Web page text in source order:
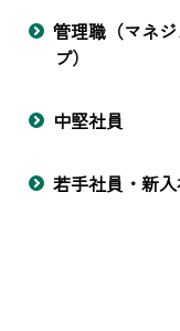
管理職（マネ
プ）
中堅社員
若手社員・新